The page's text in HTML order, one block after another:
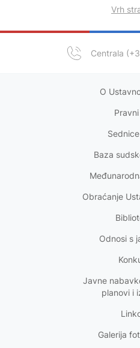
Centrala
Vrh
O
Baza
Obraćanje
Odnosi s
Javne
planovi i
Galerija